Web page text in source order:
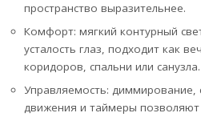
пространство выразительнее.
Комфорт: мягкий контурный
усталость глаз, подходит как
коридоров, спальни или санузла.
Управляемость: диммирование,
движения и таймеры позволяют